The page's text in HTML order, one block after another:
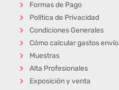
Formas de Pago
Política de Privacidad
Condiciones Generales
Cómo calcular gastos envío
Muestras
Alta Profesionales
Exposición y venta